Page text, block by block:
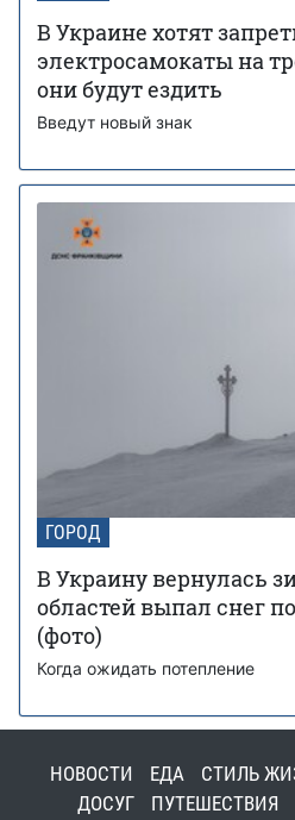
В Украине хотят
электросамокаты на
они будут ездить
Введут новый знак
ГОРОД
В Украину вернулась
областей выпал снег
(фото)
Когда ожидать потепление
НОВОСТИ ЕДА СТИЛЬ
ДОСУГ
ПУТЕШЕСТВИЯ